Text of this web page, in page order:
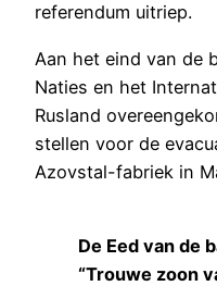
referendum uitriep.
Aan het eind van de
Naties en het
Rusland
stellen voor de
Azovstal-fabriek in
De Eed van de
“Trouwe zoon